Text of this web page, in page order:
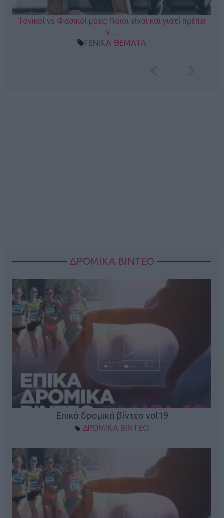
Τονικοί vs Φασικοί μύες: Ποιοι είναι και γιατί πρέπει
ν…
ΓΕΝΙΚΑ ΘΕΜΑΤΑ
ΔΡΟΜΙΚΑ ΒΙΝΤΕΟ
Επικά δρομικά βίντεο vol19
ΔΡΟΜΙΚΑ ΒΙΝΤΕΟ